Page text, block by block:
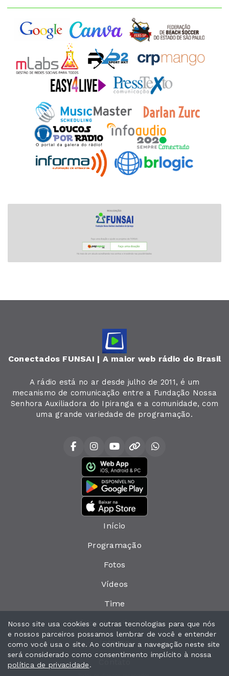
Conectados FUNSAI | A maior web rádio do Brasil
A rádio está no ar desde julho de 2011, é um
mecanismo de comunicação entre a Fundação Nossa
Senhora Auxiliadora do Ipiranga e a comunidade, com
uma grande variedade de programação.
Início
Programação
Fotos
Vídeos
Time
Política de privacidade
Interno
Nosso site usa cookies e outras tecnologias para que nós
e nossos parceiros possamos lembrar de você e entender
como você usa o site. Ao continuar a navegação neste site
será considerado como consentimento implícito à nossa
política de privacidade.